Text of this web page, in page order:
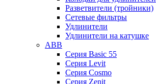
Разветвители (тройники)
Сетевые фильтры
Удлинители
Удлинители на катушке
ABB
Серия Basic 55
Серия Levit
Серия Cosmo
Серия Zenit